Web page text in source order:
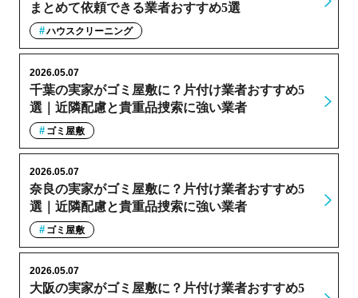
まとめて依頼できる業者おすすめ5選
ハウスクリーニング
千葉の実家がゴミ屋敷に？片付け業者おすすめ5
選｜近隣配慮と貴重品捜索に強い業者
2026.05.07
ゴミ屋敷
奈良の実家がゴミ屋敷に？片付け業者おすすめ5
選｜近隣配慮と貴重品捜索に強い業者
2026.05.07
ゴミ屋敷
大阪の実家がゴミ屋敷に？片付け業者おすすめ5
2026.05.07